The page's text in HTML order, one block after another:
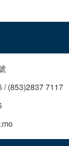
/ (853)2837 7117